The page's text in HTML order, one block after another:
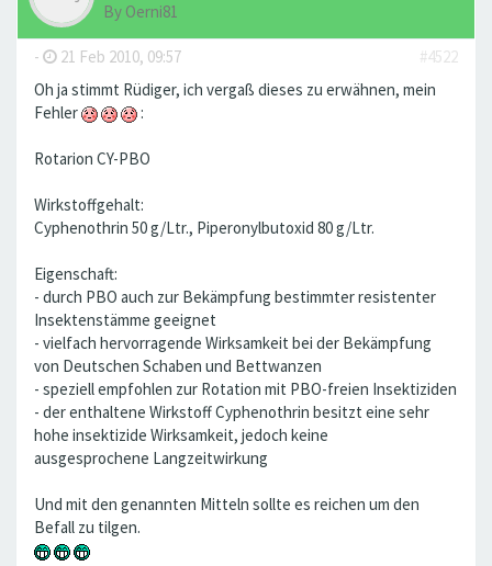
By Oerni81
- 21 Feb 2010, 09:57
#4522
Oh ja stimmt Rüdiger, ich vergaß dieses zu erwähnen, mein
Fehler
:
Rotarion CY-PBO
Wirkstoffgehalt:
Cyphenothrin 50 g/Ltr., Piperonylbutoxid 80 g/Ltr.
Eigenschaft:
- durch PBO auch zur Bekämpfung bestimmter resistenter
Insektenstämme geeignet
- vielfach hervorragende Wirksamkeit bei der Bekämpfung
von Deutschen Schaben und Bettwanzen
- speziell empfohlen zur Rotation mit PBO-freien Insektiziden
- der enthaltene Wirkstoff Cyphenothrin besitzt eine sehr
hohe insektizide Wirksamkeit, jedoch keine
ausgesprochene Langzeitwirkung
Und mit den genannten Mitteln sollte es reichen um den
Befall zu tilgen.